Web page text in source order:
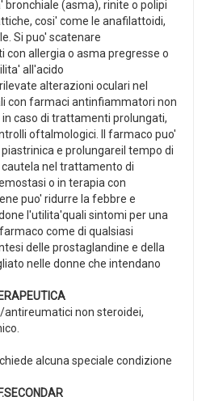
(asma), rinite o polipi
cosi' come le anafilattoidi,
Si puo' scatenare
con allergia o asma pregresse o
all'acido
alterazioni oculari nel
con farmaci antinfiammatori non
caso di trattamenti prolungati,
oftalmologici. Il farmaco puo'
e prolungareil tempo di
nel trattamento di
o in terapia con
puo' ridurre la febbre e
l'utilita'quali sintomi per una
come di qualsiasi
delle prostaglandine e della
nelle donne che intendano
non steroidei,
alcuna speciale condizione